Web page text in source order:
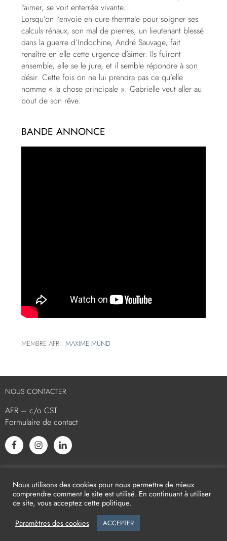
l’aimer, se voit enterrée vivante.
Lorsqu’on l’envoie en cure thermale pour soigner ses
calculs rénaux, son mal de pierres, un lieutenant blessé
dans la guerre d’Indochine, André Sauvage, fait
renaître en elle cette urgence d’aimer. Ils fuiront
ensemble, elle se le jure, et il semble répondre à son
désir. Cette fois on ne lui prendra pas ce qu’elle
nomme « la chose principale ». Gabrielle veut aller au
bout de son rêve.
BANDE ANNONCE
MEMBRE AFR :MAXIME MUND
NOUS CONTACTER
AFR – c/o CST
Formulaire de contact
Nous utilisons des cookies pour nous permettre de mieux
comprendre comment le site est utilisé. En continuant à utiliser
ce site, vous acceptez cette politique.
Paramètres des cookies
ACCEPTER